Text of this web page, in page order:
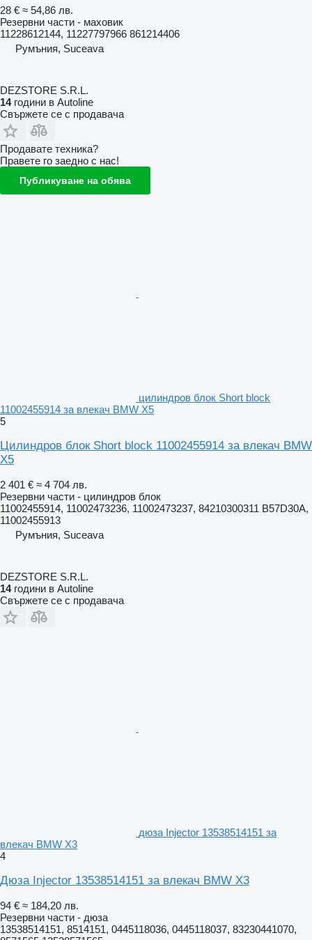
28 € ≈ 54,86 лв.
Резервни части - маховик
11228612144, 11227797966 861214406
Румъния, Suceava
DEZSTORE S.R.L.
14години в Autoline
Свържете се с продавача
Продавате техника?
Правете го заедно с нас!
Публикуване на обява
цилиндров блок Short block
11002455914 за влекач BMW X5
5
Цилиндров блок Short block 11002455914 за влекач BMW
X5
2 401 € ≈ 4 704 лв.
Резервни части - цилиндров блок
11002455914, 11002473236, 11002473237, 84210300311 B57D30A,
11002455913
Румъния, Suceava
DEZSTORE S.R.L.
14години в Autoline
Свържете се с продавача
дюза Injector 13538514151 за
влекач BMW X3
4
Дюза Injector 13538514151 за влекач BMW X3
94 € ≈ 184,20 лв.
Резервни части - дюза
13538514151, 8514151, 0445118036, 0445118037, 83230441070,